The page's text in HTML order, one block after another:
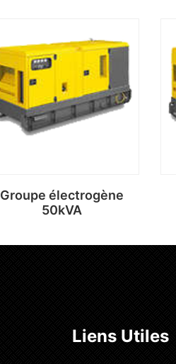
Lire la suite
Groupe électrogène
50kVA
Liens Utiles